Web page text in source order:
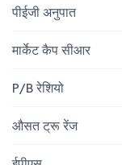
पीईजी अनुपात
मार्केट कैप सीआर
P/B रेशियो
औसत ट्रू रेंज